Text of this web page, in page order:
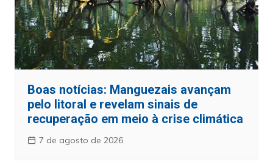
Boas notícias: Manguezais avançam
pelo litoral e revelam sinais de
recuperação em meio à crise climática
7 de agosto de 2026